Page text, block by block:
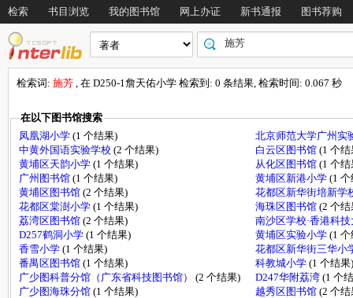
检索 书目浏览 我的图书馆 网上办证 新书通报 图书荐购
检索词: 施芳 , 在 D250-1詹天佑小学 检索到: 0 条结果, 检索时间: 0.067 秒
在以下图书馆搜索
凤凰湖小学 (1 个结果)
北京师范大学广州实
中黄外国语实验学校 (2 个结果) 白云区图书馆 (1 个结
黄埔区天韵小学 (1 个结果) 从化区图书馆 (1 个结
广州图书馆 (1 个结果) 黄埔区新港小学 (1
黄埔区图书馆 (2 个结果)
花都区新华街培新学
花都区棠澍小学 (1 个结果) 海珠区图书馆 (2 个结
荔湾区图书馆 (2 个结果)
南沙区学校·香港科
D257鹤洞小学 (1 个结果) 黄埔区实验小学 (1
香雪小学 (1 个结果)
花都区新华街三华小
番禺区图书馆 (1 个结果) 科教城小学 (1 个结果)
广少图科普分馆（广东省科技图书馆） (2 个结果) D247华附荔湾 (1 个
广少图海珠分馆 (1 个结果) 越秀区图书馆 (2 个结